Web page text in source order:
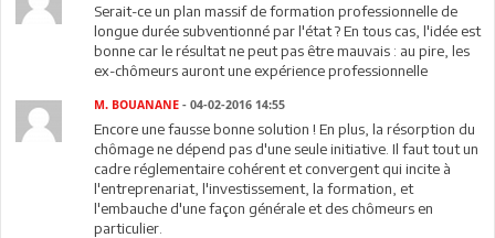
Serait-ce un plan massif de formation professionnelle de
longue durée subventionné par l'état ? En tous cas, l'idée est
bonne car le résultat ne peut pas être mauvais : au pire, les
ex-chômeurs auront une expérience professionnelle
M. BOUANANE - 04-02-2016 14:55
Encore une fausse bonne solution ! En plus, la résorption du
chômage ne dépend pas d'une seule initiative. Il faut tout un
cadre réglementaire cohérent et convergent qui incite à
l'entreprenariat, l'investissement, la formation, et
l'embauche d'une façon générale et des chômeurs en
particulier.